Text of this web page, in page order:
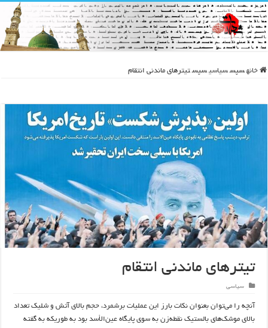
خانه سپس سیاسی سپس تیترهای ماندنی انتقام
تیترهای ماندنی انتقام
سیاسی
آنچه را می‌توان بعنوان نکات بارز این عملیات برشمرد، حجم بالای آتش و شلیک تعداد
بالای موشک‌های بالستیک نقطه‌زن به سوی پایگاه عین‌الأسد بود به طوریکه به گفته